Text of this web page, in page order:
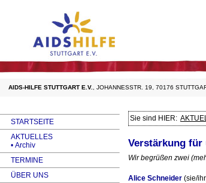
AIDS-HILFE STUTTGART E.V. JOHANNESSTR. 19, 70176
STARTSEITE
AKTUELLES
• Archiv
TERMINE
ÜBER UNS
Sie sind HIER:
Verstärkung für
Wir begrüßen zwei
Alice Schneider (sie/